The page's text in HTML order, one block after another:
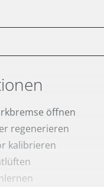
öffnen
regenerieren
kalibrieren